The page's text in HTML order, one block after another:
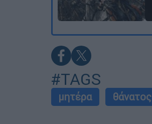
#TAGS
μητέρα θάνατος